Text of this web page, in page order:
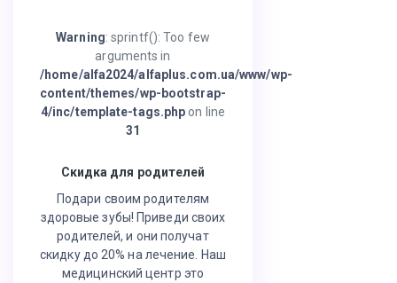
Warning: sprintf(): Too few
arguments in
/home/alfa2024/alfaplus.com.ua/www/wp-
content/themes/wp-bootstrap-
4/inc/template-tags.php on line
31
Скидка для родителей
Подари своим родителям
здоровые зубы! Приведи своих
родителей, и они получат
скидку до 20% на лечение. Наш
медицинский центр это